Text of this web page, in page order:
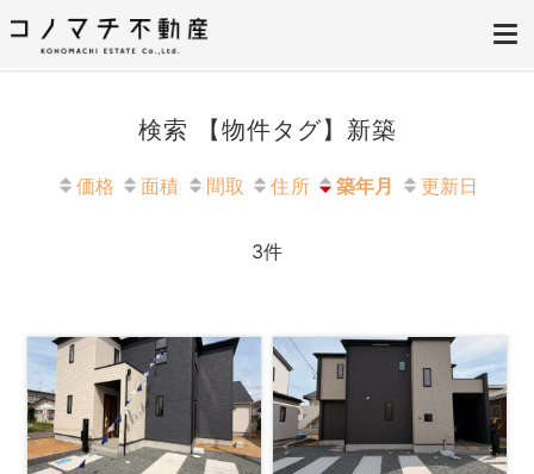
株式会社コノマチ不動産
空き家を開き家へ。不動産・空き家の売却、ご相談はコノマチ不動産へ
検索 【物件タグ】新築
価格 面積 間取 住所 築年月 更新日
3件